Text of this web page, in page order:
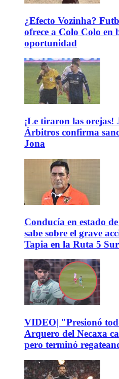
¿Efecto Vozinha?
ofrece a Colo Colo en
oportunidad
¡Le tiraron las orejas!
Árbitros confirma
Jona
Conducía en estado
sabe sobre el grave
Tapia en la Ruta 5 Sur
VIDEO| "Presionó
Arquero del Necaxa
pero terminó